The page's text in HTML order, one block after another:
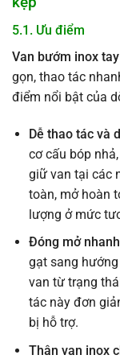
5.1. Ưu điểm
Van bướm inox
gọn, thao tác
điểm nổi bật của
Dễ thao tác và
cơ cấu bóp
giữ van tại các
toàn, mở hoàn
lượng ở mức
Đóng mở
gạt sang
van từ trạng
tác này đơn
bị hỗ trợ.
Thân van inox